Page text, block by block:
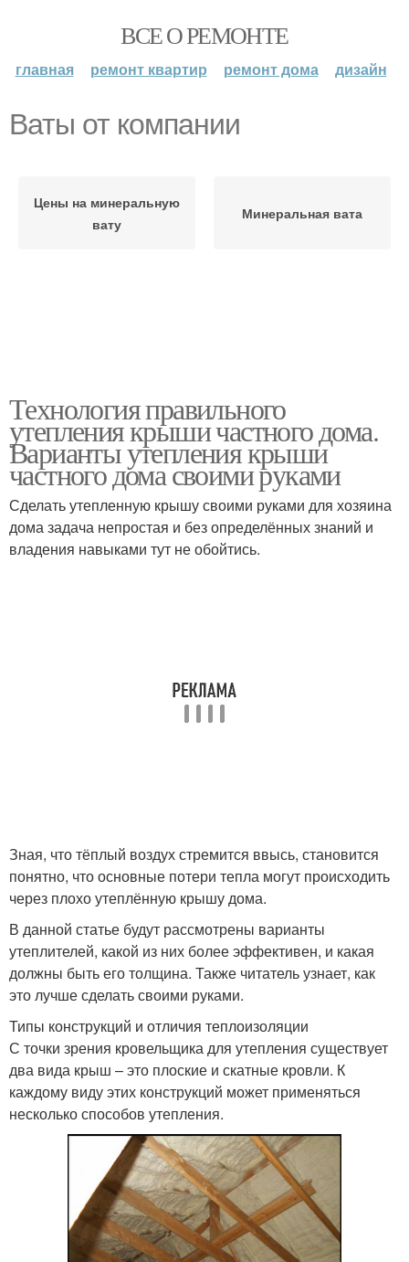
ВСЕ О РЕМОНТЕ
главная ремонт квартир ремонт дома дизайн
Ваты от компании
Цены на минеральную
вату
Минеральная вата
Технология правильного
утепления крыши частного дома.
Варианты утепления крыши
частного дома своими руками
Сделать утепленную крышу своими руками для хозяина
дома задача непростая и без определённых знаний и
владения навыками тут не обойтись.
Зная, что тёплый воздух стремится ввысь, становится
понятно, что основные потери тепла могут происходить
через плохо утеплённую крышу дома.
В данной статье будут рассмотрены варианты
утеплителей, какой из них более эффективен, и какая
должны быть его толщина. Также читатель узнает, как
это лучше сделать своими руками.
Типы конструкций и отличия теплоизоляции
С точки зрения кровельщика для утепления существует
два вида крыш – это плоские и скатные кровли. К
каждому виду этих конструкций может применяться
несколько способов утепления.